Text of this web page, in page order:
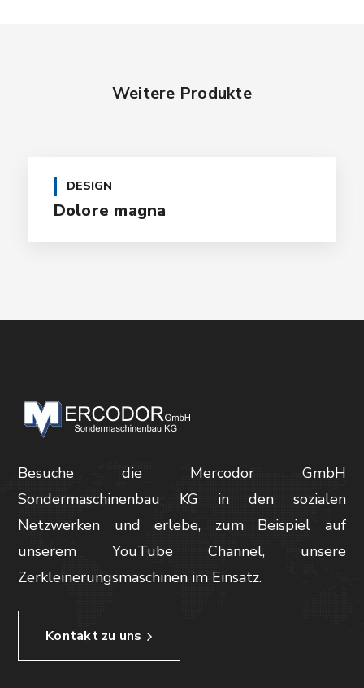
Weitere Produkte
DESIGN
Dolore magna
Besuche die Mercodor GmbH
Sondermaschinenbau KG in den sozialen
Netzwerken und erlebe, zum Beispiel auf
unserem YouTube Channel, unsere
Zerkleinerungsmaschinen im Einsatz.
Kontakt zu uns